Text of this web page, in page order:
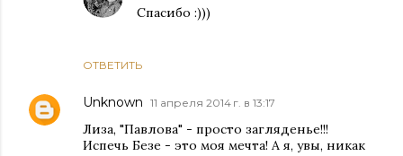
ОТВЕТИТЬ
Спасибо :)))
Unknown 11 апреля 2014 г. в 13:17
Лиза, "Павлова" - просто загляденье!!!
Испечь Безе - это моя мечта! А я, увы, никак